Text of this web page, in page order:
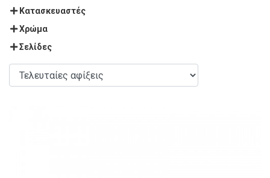
Κατασκευαστές
Χρώμα
Σελίδες